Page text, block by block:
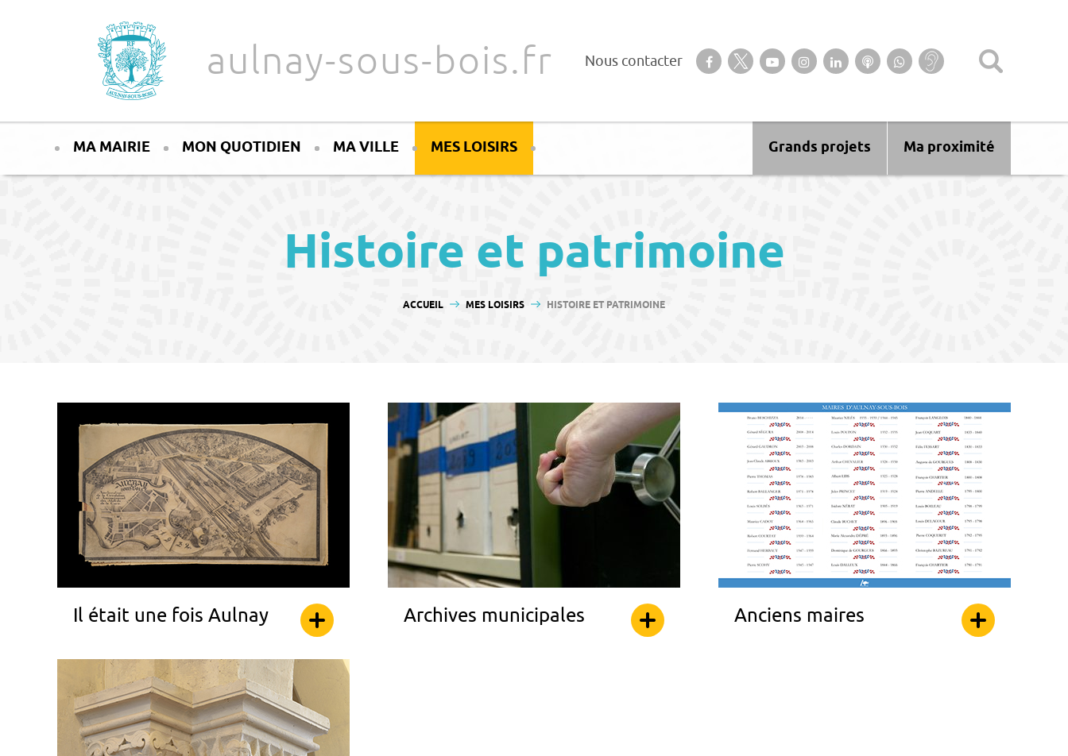
aulnay-sous-bois.fr Nous contacter Suivez-nous sur notre page Facebook
Suivez-nous sur Twitter
Suivez-nous sur YouTube
Suivez-nous sur Instagram
Retrouvez-nous sur Linkedin
Ecoutez nos Podcasts
Suivez-nous sur
WhatsApp
Baisse
d’audition ?
MA MAIRIE MON QUOTIDIEN MA VILLE MES LOISIRS Ma proximité
Grands projets
Histoire et patrimoine
VOUS ÊTES ICI :
ACCUEIL MES LOISIRS HISTOIRE ET PATRIMOINE
Il était une fois Aulnay Archives municipales Anciens maires